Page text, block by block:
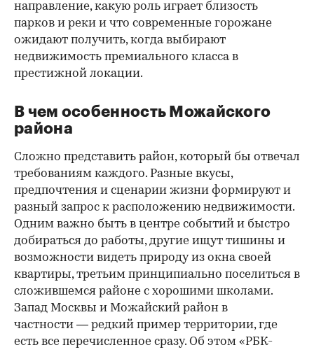
направление, какую роль играет близость
парков и реки и что современные горожане
ожидают получить, когда выбирают
недвижимость премиального класса в
престижной локации.
00:00 / 00:00
В чем особенность Можайского
района
Сложно представить район, который бы отвечал
требованиям каждого. Разные вкусы,
предпочтения и сценарии жизни формируют и
разный запрос к расположению недвижимости.
Одним важно быть в центре событий и быстро
добираться до работы, другие ищут тишины и
возможности видеть природу из окна своей
квартиры, третьим принципиально поселиться в
сложившемся районе с хорошими школами.
Запад Москвы и Можайский район в
частности — редкий пример территории, где
есть все перечисленное сразу. Об этом «РБК-